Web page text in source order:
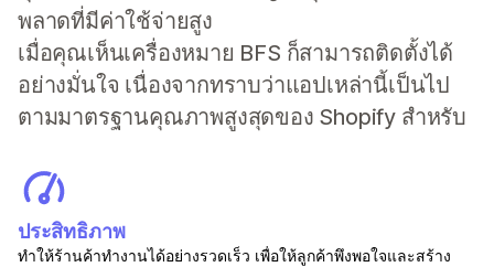
พลาดที่มีค่าใช้จ่ายสูง
เมื่อคุณเห็นเครื่องหมาย BFS ก็สามารถติดตั้งได้
อย่างมั่นใจ เนื่องจากทราบว่าแอปเหล่านี้เป็นไป
ตามมาตรฐานคุณภาพสูงสุดของ Shopify สำหรับ
ประสิทธิภาพ
ทำให้ร้านค้าทำงานได้อย่างรวดเร็ว เพื่อให้ลูกค้าพึงพอใจและสร้าง